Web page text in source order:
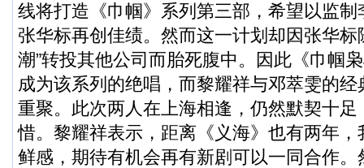
线将打造《巾帼》系列第三部，希望以监
张华标再创佳绩。然而这一计划却因张华标
潮”转投其他公司而胎死腹中。因此《巾帼
成为该系列的绝唱，而黎耀祥与邓萃雯的
重聚。此次两人在上海相逢，仍然默契十
惜。黎耀祥表示，距离《义海》也有两年
鲜感，期待有机会再有新剧可以一同合作。